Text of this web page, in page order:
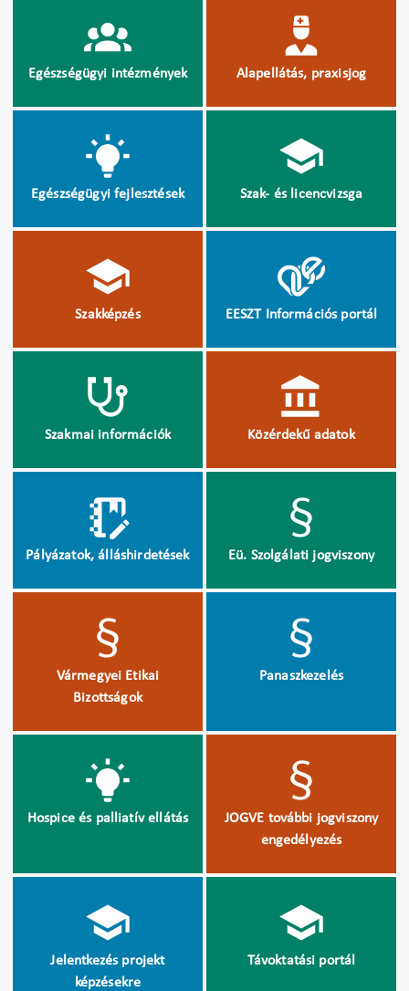
Egészségügyi intézmények Alapellátás, praxisjog
Egészségügyi fejlesztések Szak- és licencvizsga
Szakképzés EESZT Információs portál
Szakmai információk Közérdekű adatok
Pályázatok, álláshirdetések Eü. Szolgálati jogviszony
Vármegyei Etikai
Bizottságok
Panaszkezelés
Hospice és palliatív ellátás
JOGVE további jogviszony
engedélyezés
Jelentkezés projekt
képzésekre
Távoktatási portál